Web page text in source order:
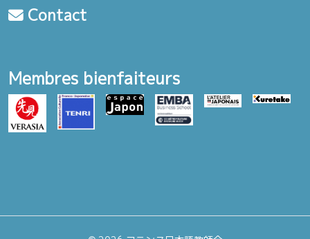
Contact
Membres bienfaiteurs